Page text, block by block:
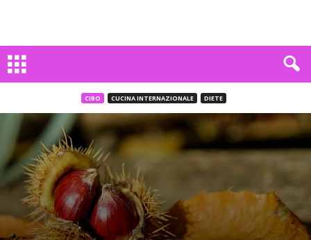
CIBO CUCINA INTERNAZIONALE DIETE